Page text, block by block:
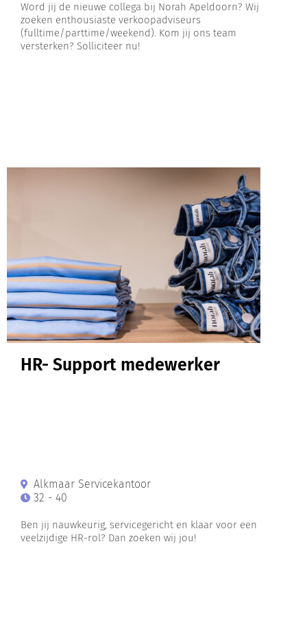
Word jij de nieuwe collega bij Norah Apeldoorn? Wij
zoeken enthousiaste verkoopadviseurs
(fulltime/parttime/weekend). Kom jij ons team
versterken? Solliciteer nu!
HR- Support medewerker
Alkmaar Servicekantoor
32 - 40
Ben jij nauwkeurig, servicegericht en klaar voor een
veelzijdige HR-rol? Dan zoeken wij jou!